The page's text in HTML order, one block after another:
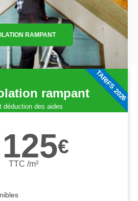
RAMPANT
rampant
déduction des aides
125€
TTC /m²
TARIFS 2026